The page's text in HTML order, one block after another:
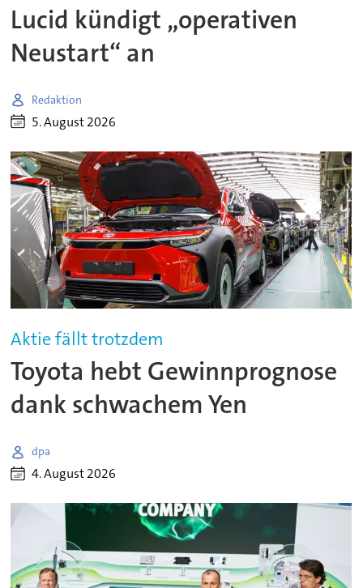
Lucid kündigt „operativen
Neustart“ an
Redaktion
5. August 2026
Aktie fällt trotzdem
Toyota hebt Gewinnprognose
dank schwachem Yen
dpa
4. August 2026